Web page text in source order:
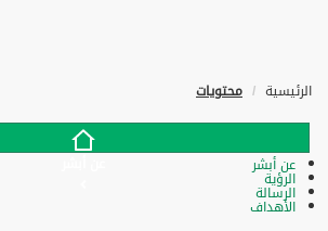
الرئيسية محتويات
عن أبشر
الرؤية
الرسالة
الأهداف